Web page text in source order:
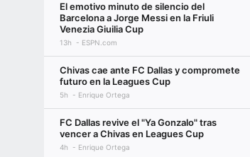
El emotivo minuto de silencio del
Barcelona a Jorge Messi en la Friuli
Venezia Giuilia Cup
13h ESPN.com
Chivas cae ante FC Dallas y compromete
futuro en la Leagues Cup
5h Enrique Ortega
FC Dallas revive el "Ya Gonzalo" tras
vencer a Chivas en Leagues Cup
4h Enrique Ortega